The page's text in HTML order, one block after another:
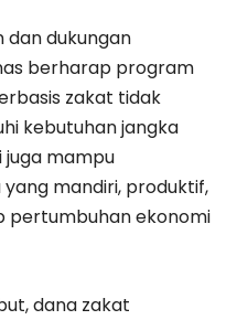
dan dukungan
berharap program
zakat tidak
kebutuhan jangka
mampu
mandiri, produktif,
pertumbuhan ekonomi
dana zakat